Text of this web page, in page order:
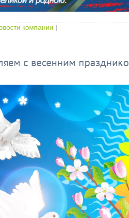
компании |
с весенним